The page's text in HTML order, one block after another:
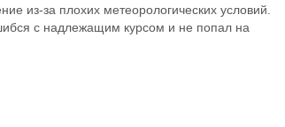
из-за плохих метеорологических условий.
с надлежащим курсом и не попал на